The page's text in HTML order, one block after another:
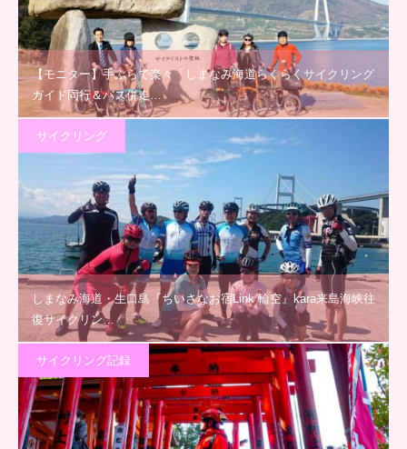
【モニター】手ぶらで楽々「しまなみ海道らくらくサイクリング
ガイド同行＆バス併走…
サイクリング
しまなみ海道・生口島『ちいさなお宿Link 輪空』kara来島海峡往
復サイクリン…
サイクリング記録